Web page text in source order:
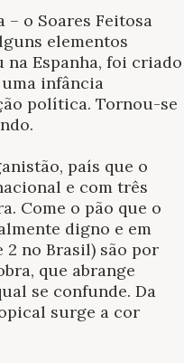
o Soares Feitosa
elementos
na Espanha, foi criado
infância
política. Tornou-se
país que o
e com três
Come o pão que o
digno e em
2 no Brasil) são por
que abrange
se confunde. Da
surge a cor